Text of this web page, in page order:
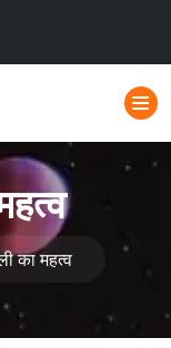
का महत्व